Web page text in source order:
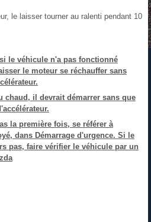
le laisser tourner au ralenti pendant 10
le véhicule n'a pas fonctionné
le moteur se réchauffer sans
chaud, il devrait démarrer sans que
la première fois, se référer à
dans Démarrage d'urgence. Si le
pas, faire vérifier le véhicule par un